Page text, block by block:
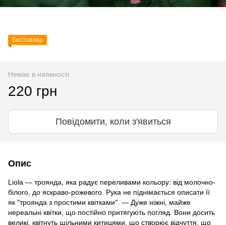
Бестселер
Немає в наявності
220 грн
Повідомити, коли з'явиться
Опис
Liolа — троянда, яка радує переливами кольору: від молочно-
білого, до яскраво-рожевого. Рука не піднімається описати її
як "троянда з простими квітками". — Дуже ніжні, майже
нереальні квітки, що постійно притягують погляд. Вони досить
великі, квітнуть щільними китицями, що створює відчуття, що